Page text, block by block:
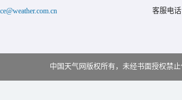
客服电
中国天气网版权所有，未经书面授权